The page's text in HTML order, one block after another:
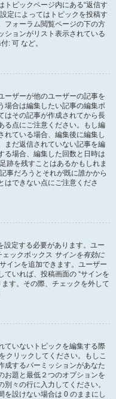
トピックページ内にある“返信す
定によってはトピックを投稿す
フォーラム閲覧ページの下の方
ションがリスト表示されている
: 可 など。
ーザーが他のユーザーの記事を
場合は編集したい記事の編集ボ
はその記事が作成されてから長
る点にご注意ください。もし編
れている場合、編集後に編集し
まだ返信されていない記事を編
る場合、編集した回数と日時は
跡を残すことはあるかもしれま
事だろうとそれが既に誰かから
はできない点にご注意くださ
設定する必要があります。ユー
ックボックス サインを有効に
インを追加できます。ユーザー
ていれば、投稿画面の “サインを
す。その際、チェックを外して
ていないトピックを編集する際
クリックしてください。もしこ
成するパーミッションがあなた
お題と最低２つのオプションを
々の行に入力してください。
を設けない場合は 0 のままにし